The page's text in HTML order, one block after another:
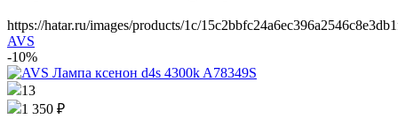
https://hatar.ru/images/products/1c/
AVS
-10%
13
1 350 ₽